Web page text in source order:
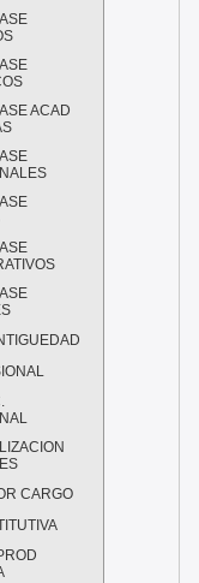
ACAD
CARGO